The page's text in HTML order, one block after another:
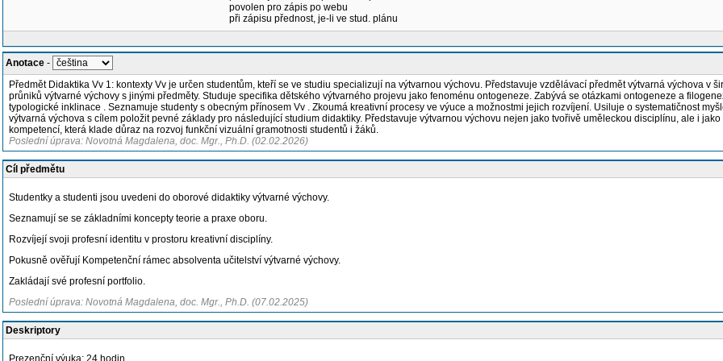
povolen pro zápis po webu
při zápisu přednost, je-li ve stud. plánu
Anotace -
Předmět Didaktika Vv 1: kontexty Vv je určen studentům, kteří se ve studiu specializují na výtvarnou výchovu. Představuje vzdělávací předmět výtvarná výchova v
průniků výtvarné výchovy s jinými předměty. Studuje specifika dětského výtvarného projevu jako fenoménu ontogeneze. Zabývá se otázkami ontogeneze a
typologické inklinace . Seznamuje studenty s obecným přínosem Vv . Zkoumá kreativní procesy ve výuce a možnostmi jejich rozvíjení. Usiluje o systematičnost
výtvarná výchova s cílem položit pevné základy pro následující studium didaktiky. Představuje výtvarnou výchovu nejen jako tvořivě uměleckou disciplínu, ale i
kompetencí, která klade důraz na rozvoj funkční vizuální gramotnosti studentů i žáků.
Poslední úprava: Novotná Magdalena, doc. Mgr., Ph.D. (02.02.2026)
Cíl předmětu
Studentky a studenti jsou uvedeni do oborové didaktiky výtvarné výchovy.
Seznamují se se základními koncepty teorie a praxe oboru.
Rozvíjejí svoji profesní identitu v prostoru kreativní disciplíny.
Pokusně ověřují Kompetenční rámec absolventa učitelství výtvarné výchovy.
Zakládají své profesní portfolio.
Poslední úprava: Novotná Magdalena, doc. Mgr., Ph.D. (07.02.2025)
Deskriptory
Prezenční výuka: 24 hodin